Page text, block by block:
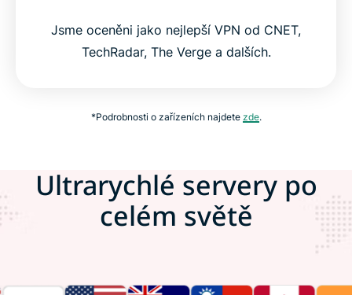
Jsme oceněni jako nejlepší VPN od CNET,
TechRadar, The Verge a dalších.
*Podrobnosti o zařízeních najdete zde.
Ultrarychlé servery po
celém světě